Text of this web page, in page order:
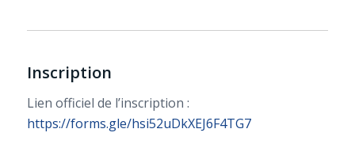
Inscription
Lien officiel de l’inscription :
https://forms.gle/hsi52uDkXEJ6F4TG7